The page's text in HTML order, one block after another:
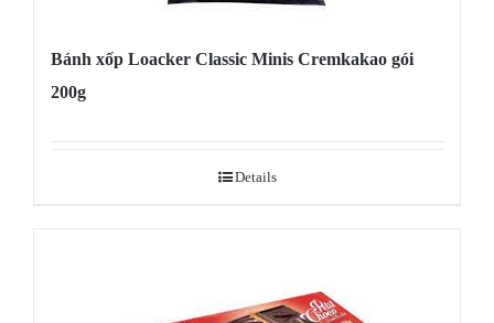
Bánh xốp Loacker Classic Minis Cremkakao gói
200g
Details